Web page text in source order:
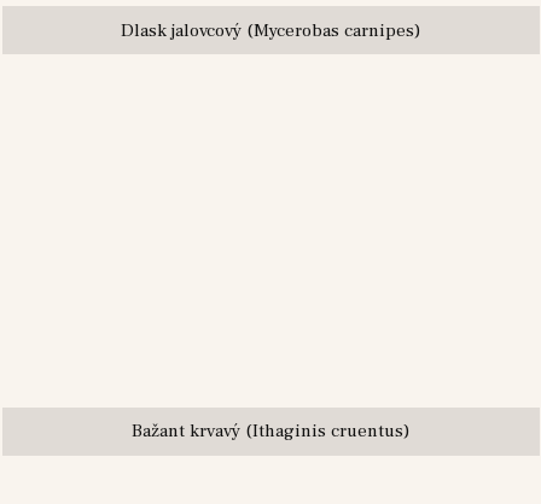
Dlask jalovcový (Mycerobas carnipes)
Bažant krvavý (Ithaginis cruentus)